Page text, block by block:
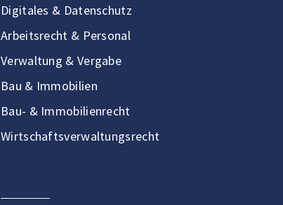
Digitales & Datenschutz
Arbeitsrecht & Personal
Verwaltung & Vergabe
Bau & Immobilien
Bau- & Immobilienrecht
Wirtschaftsverwaltungsrecht